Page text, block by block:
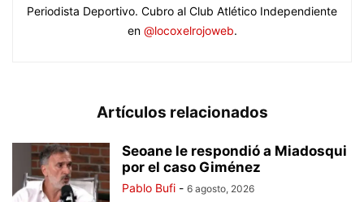
Periodista Deportivo. Cubro al Club Atlético Independiente
en @locoxelrojoweb.
Artículos relacionados
Seoane le respondió a Miadosqui
por el caso Giménez
Pablo Bufi - 6 agosto, 2026